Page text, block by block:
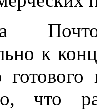
к
что